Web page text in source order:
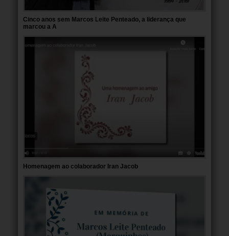
Cinco anos sem Marcos Leite Penteado, a liderança que
marcou a A
Homenagem ao colaborador Iran Jacob